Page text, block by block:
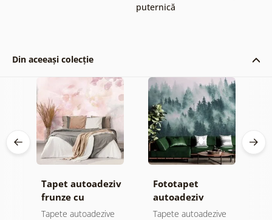
puternică
Din aceeași colecție
Tapet autoadeziv
frunze cu
atingere
Tapete autoadezive
Fototapet
autoadeziv
pădure în ceață
Tapete autoadezive